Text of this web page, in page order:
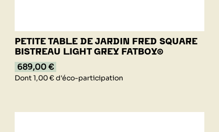
PETITE TABLE DE JARDIN FRED SQUARE
BISTREAU LIGHT GREY FATBOY®
689,00 €
Dont 1,00 € d'éco-participation